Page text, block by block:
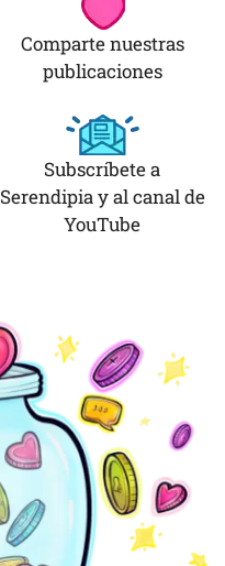
Comparte nuestras
publicaciones
Subscríbete a
Serendipia y al canal de
YouTube